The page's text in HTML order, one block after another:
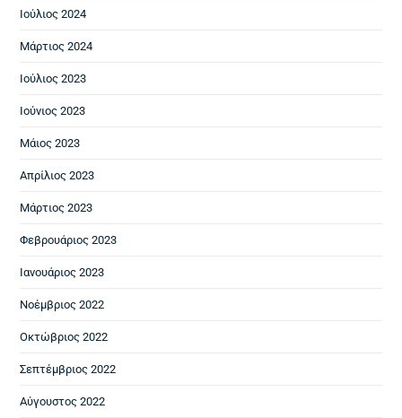
Ιούλιος 2024
Μάρτιος 2024
Ιούλιος 2023
Ιούνιος 2023
Μάιος 2023
Απρίλιος 2023
Μάρτιος 2023
Φεβρουάριος 2023
Ιανουάριος 2023
Νοέμβριος 2022
Οκτώβριος 2022
Σεπτέμβριος 2022
Αύγουστος 2022